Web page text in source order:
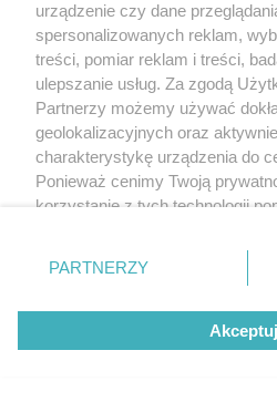
urządzenie czy dane
spersonalizowanych reklam,
treści, pomiar reklam i treści,
ulepszanie usług. Za zgodą
Partnerzy możemy używać
geolokalizacyjnych oraz
charakterystykę urządzenia do
Ponieważ cenimy Twoją
korzystanie z tych technologii
zmienić/wycofać klikając
znajdujący się w lewym dolnym
rodzaje przetwarzania danych
użytkownika, ale masz prawo
przetwarzaniu. Preferencje będą
PARTNERZY